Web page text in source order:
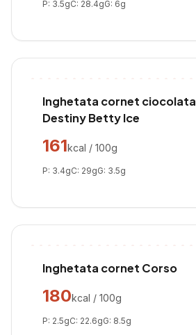
P: 3.5gC: 28.4gG: 6g
Inghetata cornet ciocolata
Destiny Betty Ice
161kcal / 100g
P: 3.4gC: 29gG: 3.5g
Inghetata cornet Corso
180kcal / 100g
P: 2.5gC: 22.6gG: 8.5g